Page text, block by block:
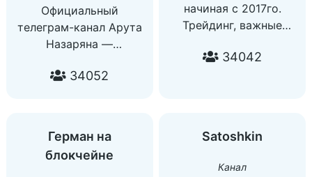
Официальный
телеграм-канал Арута
Назаряна —
Exchange, Morningstar
Чат:
t.me/Freeekonomist_RUChat
34052
начиная с 2017го.
Трейдинг, важные
Без випок и прочего
Реклама/вп/все другие
34042
Герман на
блокчейне
Satoshkin
Канал